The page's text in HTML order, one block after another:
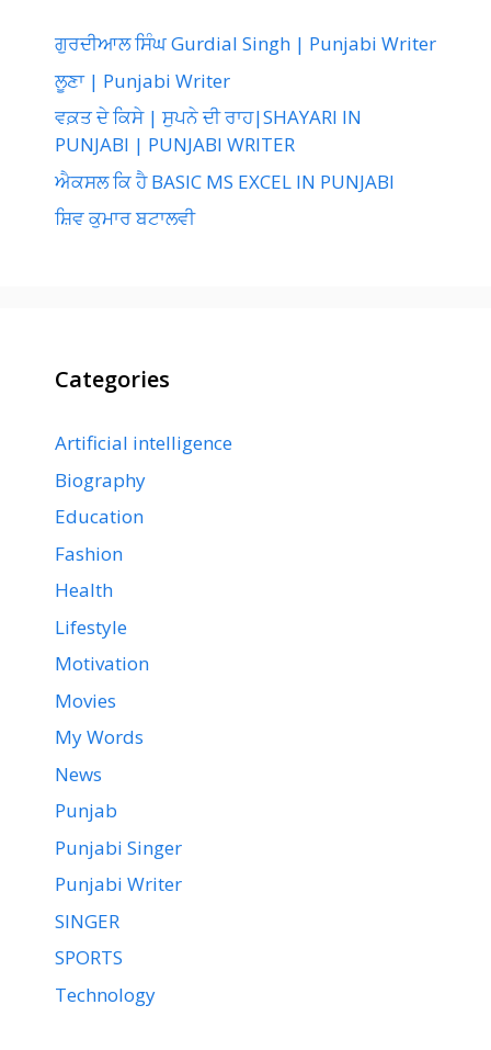
ਗੁਰਦੀਆਲ ਸਿੰਘ Gurdial Singh | Punjabi Writer
ਲੂਣਾ | Punjabi Writer
ਵਕ਼ਤ ਦੇ ਕਿਸੇ | ਸੁਪਨੇ ਦੀ ਰਾਹ|SHAYARI IN
PUNJABI | PUNJABI WRITER
ਐਕਸਲ ਕਿ ਹੈ BASIC MS EXCEL IN PUNJABI
ਸ਼ਿਵ ਕੁਮਾਰ ਬਟਾਲਵੀ
Categories
Artificial intelligence
Biography
Education
Fashion
Health
Lifestyle
Motivation
Movies
My Words
News
Punjab
Punjabi Singer
Punjabi Writer
SINGER
SPORTS
Technology